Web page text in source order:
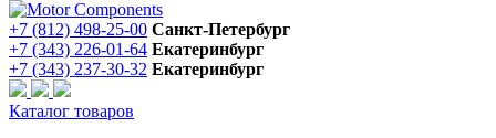
+7 (812) 498-25-00 Санкт-Петербург
+7 (343) 226-01-64 Екатеринбург
+7 (343) 237-30-32 Екатеринбург
Каталог товаров